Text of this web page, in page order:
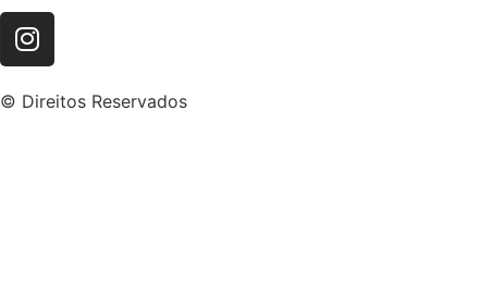
© Direitos Reservados